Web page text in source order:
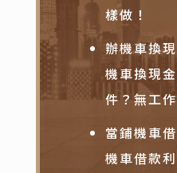
樣做！
辦機車換
機車換現
件？無工
當鋪機車
機車借款